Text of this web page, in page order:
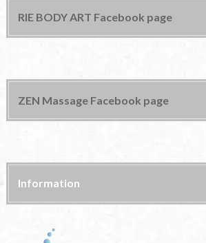
RIE BODY ART Facebook page
ZEN Massage Facebook page
Information